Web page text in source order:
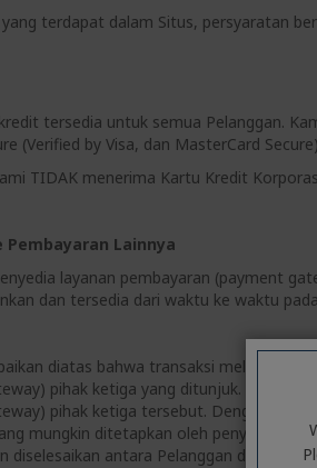
terdapat dalam Situs, persyaratan
tersedia untuk semua Pelanggan.
(Verified by Visa, dan MasterCard
TIDAK menerima Kartu Kredit
Lainnya
layanan pembayaran (payment
dan tersedia dari waktu ke waktu
diatas bahwa transaksi melalui
pihak ketiga yang ditunjuk. Anda
pihak ketiga tersebut. Dengan
mungkin ditetapkan oleh penyedia
diselesaikan antara Pelanggan dengan